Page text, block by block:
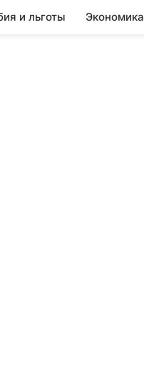
и льготы Экономика